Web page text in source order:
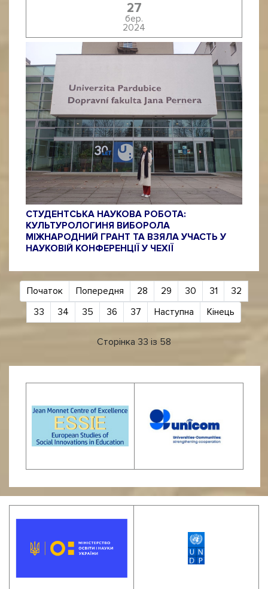
27
бер.
2024
СТУДЕНТСЬКА НАУКОВА РОБОТА:
КУЛЬТУРОЛОГИНЯ ВИБОРОЛА
МІЖНАРОДНИЙ ГРАНТ ТА ВЗЯЛА УЧАСТЬ У
НАУКОВІЙ КОНФЕРЕНЦІЇ У ЧЕХІЇ
Початок Попередня 28 29 30 31
32
33
34 35 36 37 Наступна Кінець
Сторінка 33 із 58